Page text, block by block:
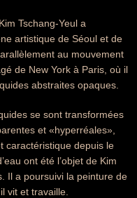
Tschang-Yeul a
artistique de Séoul et de
au mouvement
de New York à Paris, où il
abstraites opaques.
se sont transformées
et «hyperréales»,
caractéristique depuis le
ont été l’objet de Kim
Il a poursuivi la peinture de
vit et travaille.